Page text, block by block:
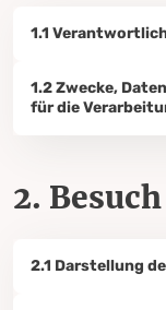
1.1
1.2 Zwecke,
für die
2.
2.1 Darstellung